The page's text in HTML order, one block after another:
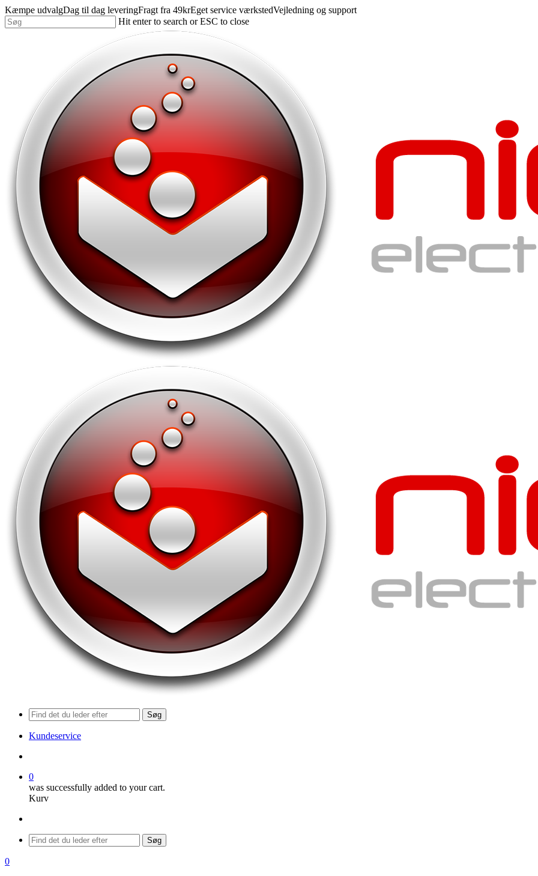
Skip
to
main
Kæmpe udvalgDag til dag leveringFragt fra 49krEget service værkstedVejledning og support
Hit enter to search or ESC to close
Søg
Kundeservice
0
was successfully added to your cart.
Kurv
Menu
Søg
search
0